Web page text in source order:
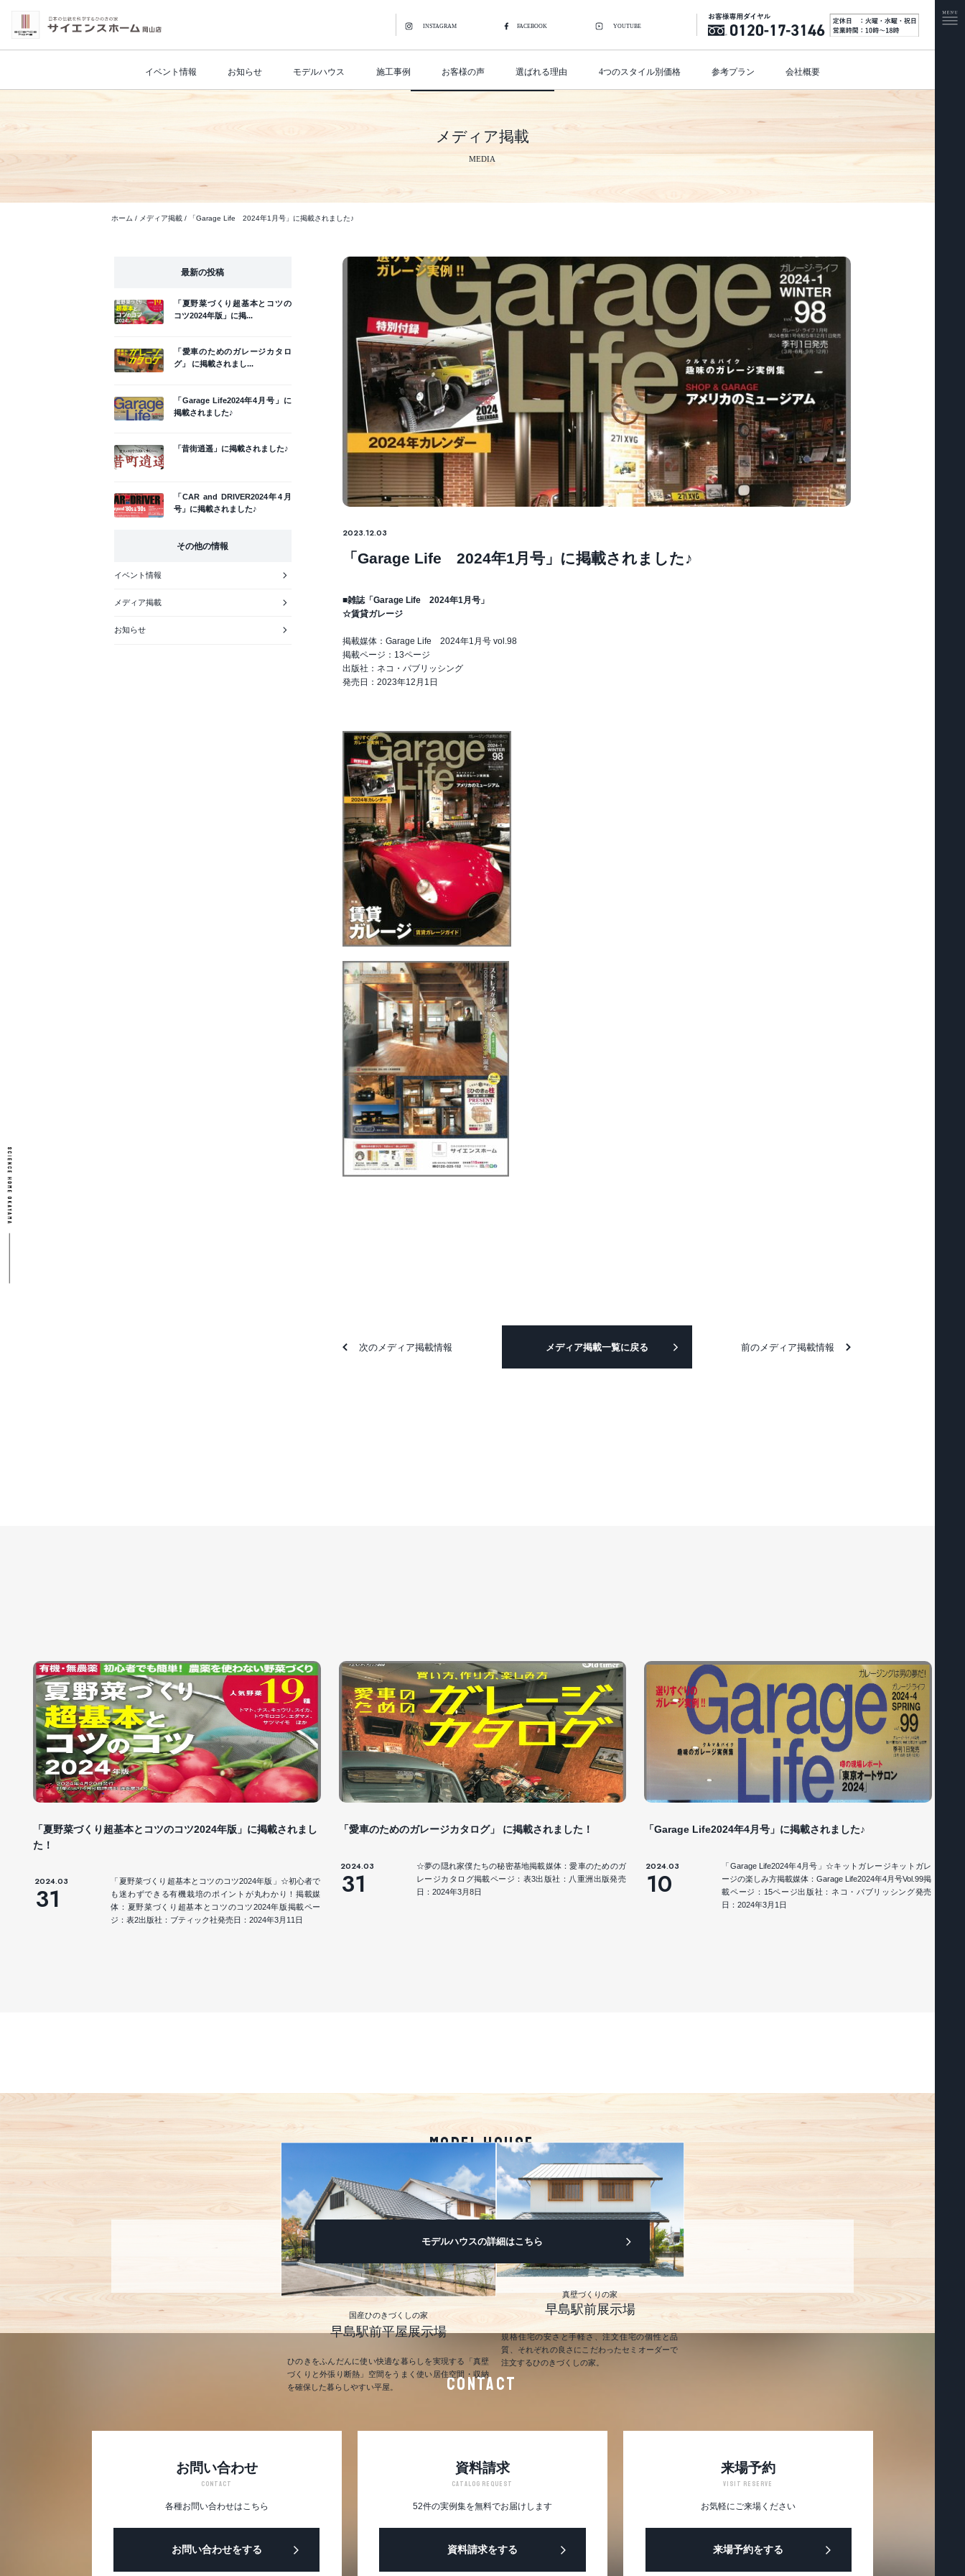
INSTAGRAM FACEBOOK YOUTUBE
イベント情報 お知らせ モデルハウス 施工事例 お客様の声 選ばれる理由 4つのスタイル別価格 参考プラン 会社概要
メディア掲載
MEDIA
ホーム / メディア掲載/ 「Garage Life 2024年1月号」に掲載されました♪
2023.12.03
「Garage Life 2024年1月号」に掲載されました♪
■雑誌「Garage Life 2024年1月号」
☆賃貸ガレージ
掲載媒体：Garage Life 2024年1月号 vol.98
掲載ページ：13ページ
出版社：ネコ・パブリッシング
発売日：2023年12月1日
メディア掲載一覧に戻る
次のメディア掲載情報 前のメディア掲載情報
最新の投稿
「夏野菜づくり超基本とコツの
コツ2024年版」に掲...
「愛車のためのガレージカタロ
グ」 に掲載されまし...
「Garage Life2024年4月号」に
掲載されました♪
「昔街逍遥」に掲載されました♪
「CAR and DRIVER2024年4月
号」に掲載されました♪
その他の情報
イベント情報
メディア掲載
お知らせ
「夏野菜づくり超基本とコツのコツ2024年版」に掲載されまし
た！
2024.03
31
「夏野菜づくり超基本とコツのコツ2024年版」☆初心者で
も迷わずできる有機栽培のポイントが丸わかり！掲載媒
体：夏野菜づくり超基本とコツのコツ2024年版掲載ペー
ジ：表2出版社：ブティック社発売日：2024年3月11日
「愛車のためのガレージカタログ」 に掲載されました！
2024.03
31
☆夢の隠れ家僕たちの秘密基地掲載媒体：愛車のためのガ
レージカタログ掲載ページ：表3出版社：八重洲出版発売
日：2024年3月8日
「Garage Life2024年4月号」に掲載されました♪
2024.03
10
「Garage Life2024年4月号」☆キットガレージキットガレ
ージの楽しみ方掲載媒体：Garage Life2024年4月号Vol.99掲
載ページ：15ページ出版社：ネコ・パブリッシング発売
日：2024年3月1日
MODEL HOUSE
国産ひのきづくしの家
早島駅前平屋展示場
ひのきをふんだんに使い快適な暮らしを実現する「真壁
づくりと外張り断熱」空間をうまく使い居住空間・収納
を確保した暮らしやすい平屋。
真壁づくりの家
早島駅前展示場
規格住宅の安さと手軽さ、注文住宅の個性と品
質、それぞれの良さにこだわったセミオーダーで
注文するひのきづくしの家。
モデルハウスの詳細はこちら
CONTACT
お問い合わせ
CONTACT
各種お問い合わせはこちら
お問い合わせをする
資料請求
CATALOG REQUEST
52件の実例集を無料でお届けします
資料請求をする
来場予約
VISIT RESERVE
お気軽にご来場ください
来場予約をする